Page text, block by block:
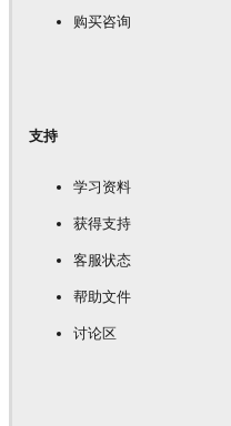
购买咨询
支持
学习资料
获得支持
客服状态
帮助文件
讨论区